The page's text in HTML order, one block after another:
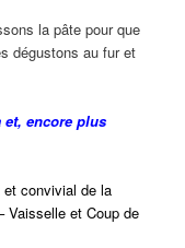
la pâte pour que
dégustons au fur et
et, encore plus
convivial de la
et Coup de